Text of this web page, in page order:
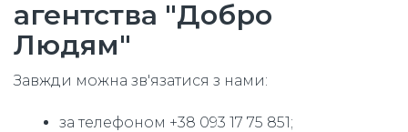
агентства "Добро
Людям"
Завжди можна зв'язатися з нами:
за телефоном +38 093 17 75 851;